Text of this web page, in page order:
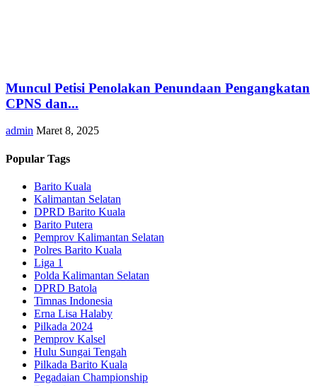
Muncul Petisi Penolakan Penundaan Pengangkatan
CPNS dan...
admin Maret 8, 2025
Popular Tags
Barito Kuala
Kalimantan Selatan
DPRD Barito Kuala
Barito Putera
Pemprov Kalimantan Selatan
Polres Barito Kuala
Liga 1
Polda Kalimantan Selatan
DPRD Batola
Timnas Indonesia
Erna Lisa Halaby
Pilkada 2024
Pemprov Kalsel
Hulu Sungai Tengah
Pilkada Barito Kuala
Pegadaian Championship